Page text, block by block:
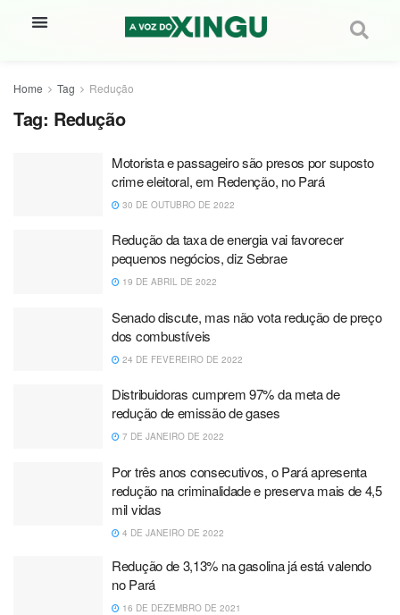
Home Tag Redução
Tag: Redução
Motorista e passageiro são presos por suposto
crime eleitoral, em Redenção, no Pará
30 DE OUTUBRO DE 2022
Redução da taxa de energia vai favorecer
pequenos negócios, diz Sebrae
19 DE ABRIL DE 2022
Senado discute, mas não vota redução de preço
dos combustíveis
24 DE FEVEREIRO DE 2022
Distribuidoras cumprem 97% da meta de
redução de emissão de gases
7 DE JANEIRO DE 2022
Por três anos consecutivos, o Pará apresenta
redução na criminalidade e preserva mais de 4,5
mil vidas
4 DE JANEIRO DE 2022
Redução de 3,13% na gasolina já está valendo
no Pará
16 DE DEZEMBRO DE 2021